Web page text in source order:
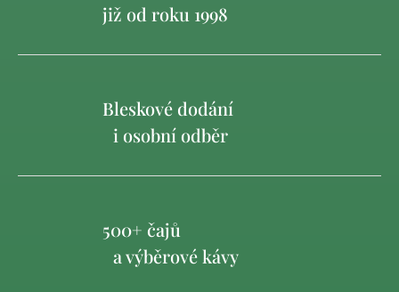
již od roku 1998
Bleskové dodání
i osobní odběr
500+ čajů
a výběrové kávy